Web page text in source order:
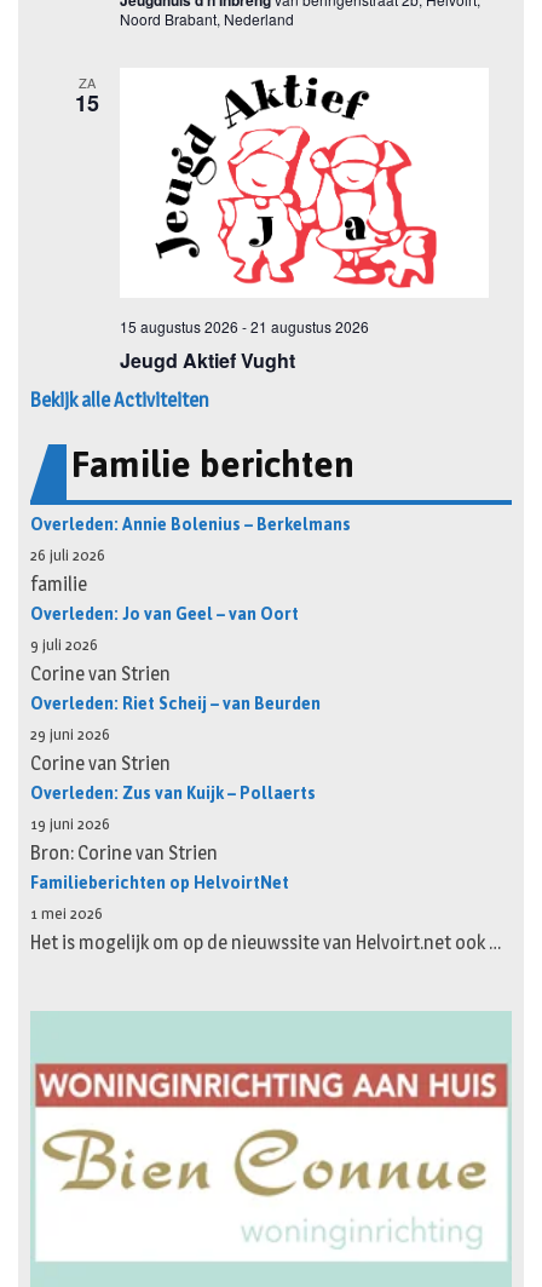
Bekijk alle Activiteiten
Familie berichten
Overleden: Annie Bolenius – Berkelmans
26 juli 2026
familie
Overleden: Jo van Geel – van Oort
9 juli 2026
Corine van Strien
Overleden: Riet Scheij – van Beurden
29 juni 2026
Corine van Strien
Overleden: Zus van Kuijk – Pollaerts
19 juni 2026
Bron: Corine van Strien
Familieberichten op HelvoirtNet
1 mei 2026
Het is mogelijk om op de nieuwssite van Helvoirt.net ook …